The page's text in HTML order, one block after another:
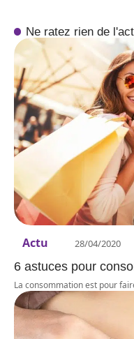
Ne ratez rien de
Actu 28/04/2020
6 astuces pour
La consommation est pour